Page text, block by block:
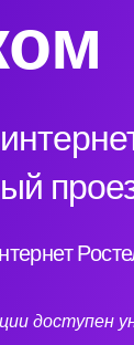
доступен